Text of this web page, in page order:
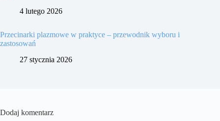
4 lutego 2026
Przecinarki plazmowe w praktyce – przewodnik wyboru i
zastosowań
27 stycznia 2026
Dodaj komentarz